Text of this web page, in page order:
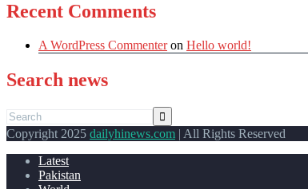
Recent Comments
A WordPress Commenteron Hello world!
Search news
Copyright 2025 dailyhinews.com | All Rights Reserved
Latest
Pakistan